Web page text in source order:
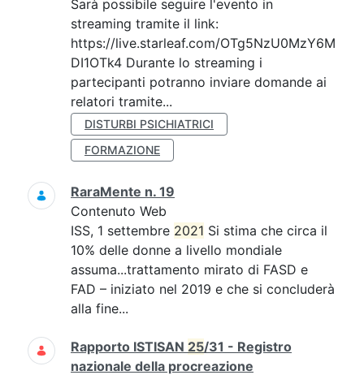
Sarà possibile seguire l'evento in
streaming tramite il link:
https://live.starleaf.com/OTg5NzU0MzY6M
DI1OTk4 Durante lo streaming i
partecipanti potranno inviare domande ai
relatori tramite...
DISTURBI PSICHIATRICI
FORMAZIONE
RaraMente n. 19
Contenuto Web
ISS, 1 settembre 2021 Si stima che circa il
10% delle donne a livello mondiale
assuma...trattamento mirato di FASD e
FAD – iniziato nel 2019 e che si concluderà
alla fine...
Rapporto ISTISAN 25/31 - Registro
nazionale della procreazione